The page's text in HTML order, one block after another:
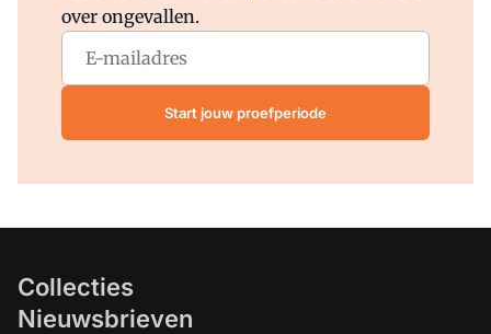
over ongevallen.
Start jouw proefperiode
Collecties
Nieuwsbrieven